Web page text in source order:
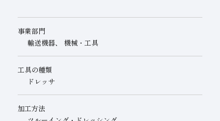
事業部門
輸送機器、 機械・工具
工具の種類
ドレッサ
加工方法